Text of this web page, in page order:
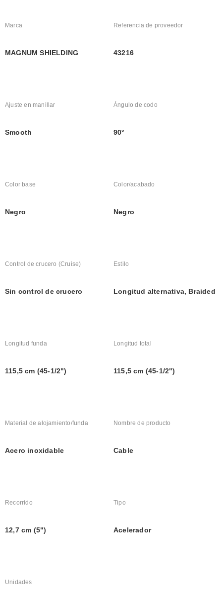
Marca
MAGNUM SHIELDING
Referencia de proveedor
43216
Ajuste en manillar
Smooth
Ángulo de codo
90°
Color base
Negro
Color/acabado
Negro
Control de crucero (Cruise)
Sin control de crucero
Estilo
Longitud alternativa, Braided
Longitud funda
115,5 cm (45-1/2")
Longitud total
115,5 cm (45-1/2")
Material de alojamiento/funda
Acero inoxidable
Nombre de producto
Cable
Recorrido
12,7 cm (5")
Tipo
Acelerador
Unidades